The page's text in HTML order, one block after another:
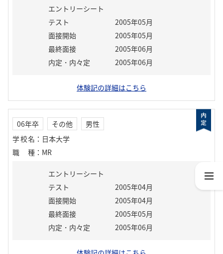
エントリーシート
テスト
2005年05月
面接開始
2005年05月
最終面接
2005年06月
内定・内々定
2005年06月
体験記の詳細はこちら
06年卒 その他
男性
学校名 ： 日本大学
職種 ： MR
エントリーシート
テスト
2005年04月
面接開始
2005年04月
最終面接
2005年05月
内定・内々定
2005年06月